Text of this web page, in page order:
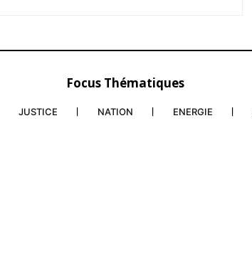
Focus Thématiques
JUSTICE NATION ENERGIE